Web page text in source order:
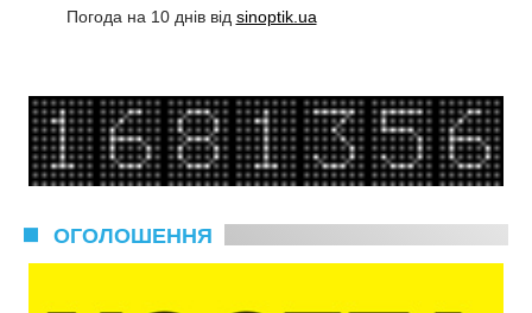
Погода на 10 днів від sinoptik.ua
ОГОЛОШЕННЯ